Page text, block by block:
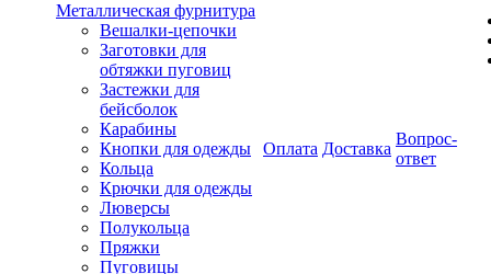
Металлическая фурнитура
Вешалки-цепочки
Заготовки для
обтяжки пуговиц
Застежки для
бейсболок
Карабины
Кнопки для одежды
Кольца
Крючки для одежды
Люверсы
Полукольца
Пряжки
Пуговицы
Оплата Доставка
Вопрос-
ответ